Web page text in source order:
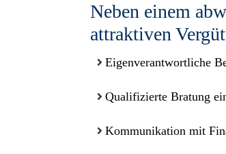
Neben einem
attraktiven
Eigenverantwortliche
Qualifizierte Bratung
Kommunikation mit